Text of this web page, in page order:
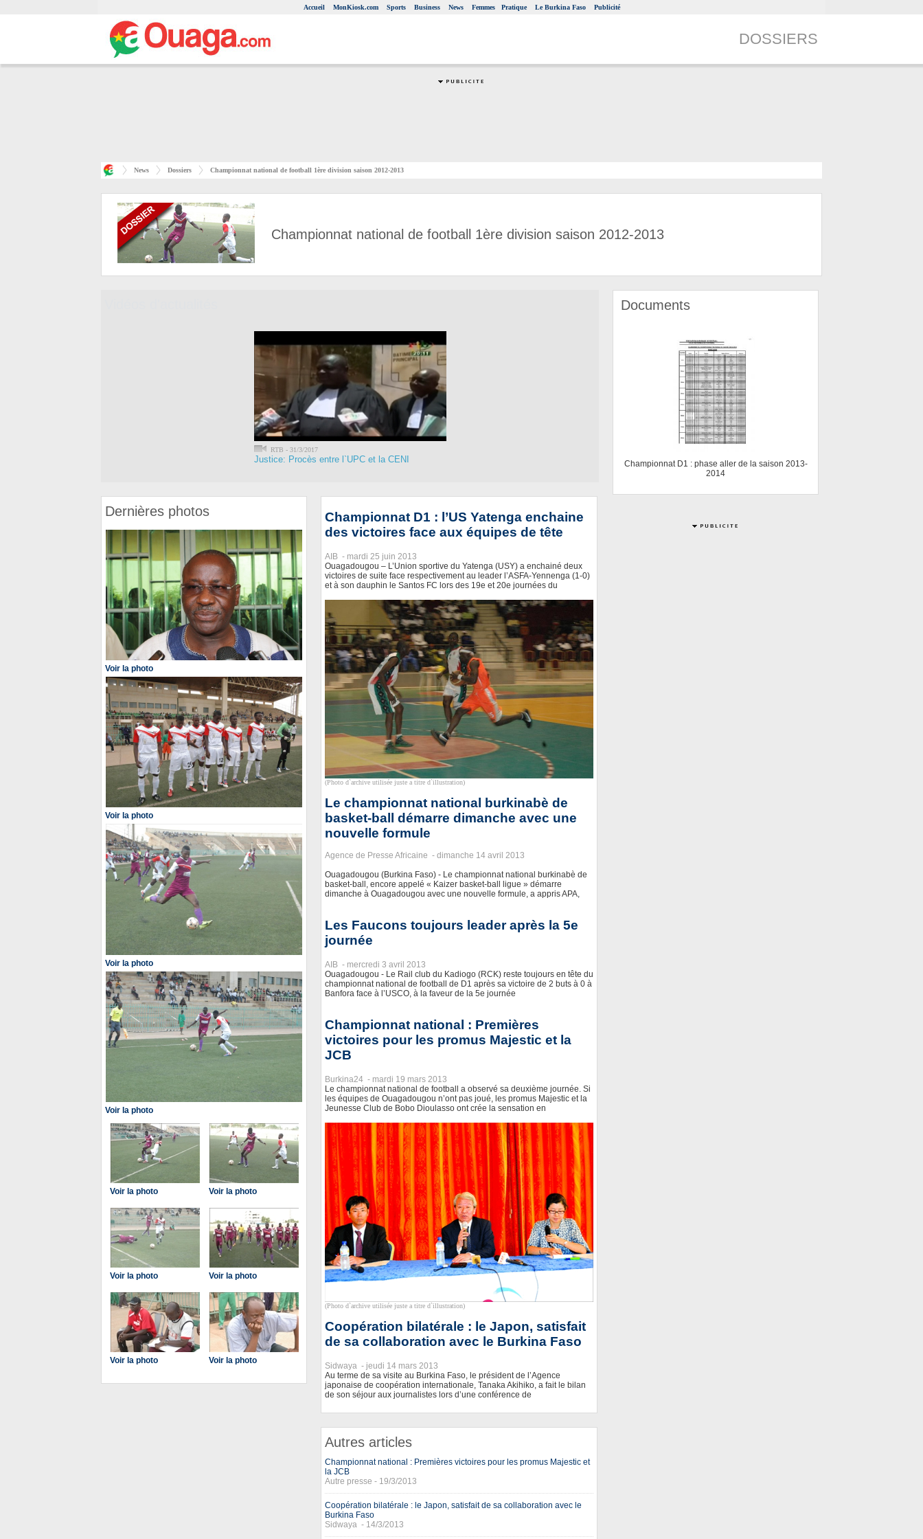
Accueil MonKiosk.com Sports Business News Femmes Pratique Le Burkina Faso Publicité
DOSSIERS
News Dossiers Championnat national de football 1ère division saison 2012-2013
Championnat national de football 1ère division saison 2012-2013
RTB - 31/3/2017
Justice: Procès entre l`UPC et la CENI
Dernières photos
Voir la photo
Voir la photo
Voir la photo
Voir la photo
Voir la photo Voir la photo
Voir la photo Voir la photo
Voir la photo Voir la photo
Championnat D1 : l’US Yatenga enchaine
des victoires face aux équipes de tête
AIB - mardi 25 juin 2013
Ouagadougou – L’Union sportive du Yatenga (USY) a enchainé deux
victoires de suite face respectivement au leader l’ASFA-Yennenga (1-0)
et à son dauphin le Santos FC lors des 19e et 20e journées du
(Photo d`archive utilisée juste a titre d`illustration)
Le championnat national burkinabè de
basket-ball démarre dimanche avec une
nouvelle formule
Agence de Presse Africaine - dimanche 14 avril 2013
Ouagadougou (Burkina Faso) - Le championnat national burkinabè de
basket-ball, encore appelé « Kaizer basket-ball ligue » démarre
dimanche à Ouagadougou avec une nouvelle formule, a appris APA,
Les Faucons toujours leader après la 5e
journée
AIB - mercredi 3 avril 2013
Ouagadougou - Le Rail club du Kadiogo (RCK) reste toujours en tête du
championnat national de football de D1 après sa victoire de 2 buts à 0 à
Banfora face à l’USCO, à la faveur de la 5e journée
Championnat national : Premières
victoires pour les promus Majestic et la
JCB
Burkina24 - mardi 19 mars 2013
Le championnat national de football a observé sa deuxième journée. Si
les équipes de Ouagadougou n’ont pas joué, les promus Majestic et la
Jeunesse Club de Bobo Dioulasso ont crée la sensation en
(Photo d`archive utilisée juste a titre d`illustration)
Coopération bilatérale : le Japon, satisfait
de sa collaboration avec le Burkina Faso
Sidwaya - jeudi 14 mars 2013
Au terme de sa visite au Burkina Faso, le président de l’Agence
japonaise de coopération internationale, Tanaka Akihiko, a fait le bilan
de son séjour aux journalistes lors d’une conférence de
Autres articles
Championnat national : Premières victoires pour les promus Majestic et
la JCB
Autre presse - 19/3/2013
Coopération bilatérale : le Japon, satisfait de sa collaboration avec le
Burkina Faso
Sidwaya - 14/3/2013
Documents
Championnat D1 : phase aller de la saison 2013-
2014